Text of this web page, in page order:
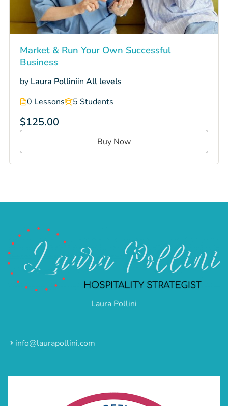
Market & Run Your Own Successful
Business
by Laura Polliniin All levels
0 Lessons
5 Students
$125.00
Buy Now
Laura Pollini
info@laurapollini.com